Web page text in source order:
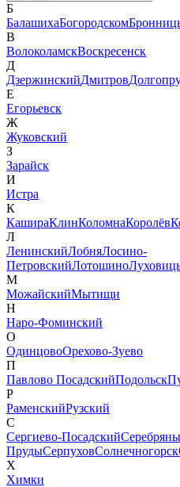
Б
БалашихаБогородском
В
ВолоколамскВоскресенск
Д
ДзержинскийДмитров
Е
Егорьевск
Ж
Жуковский
З
Зарайск
И
Истра
К
КашираКлинКоломнаКоролёв
Л
ЛенинскийЛобняЛосино-
ПетровскийЛотошино
М
МожайскийМытищи
Н
Наро-Фоминский
О
ОдинцовоОрехово-Зуево
П
Павлово ПосадскийПодольск
Р
РаменскийРузский
С
Сергиево-Посадский
ПрудыСерпуховСолнечногорск
Х
Химки